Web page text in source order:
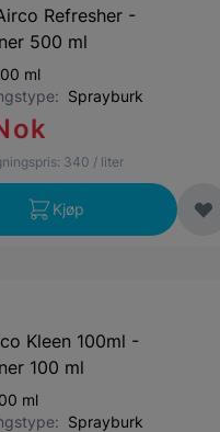
Refresher -
500 ml
ml
Sprayburk
340 / liter
Kjøp
Kleen 100ml -
100 ml
ml
Sprayburk